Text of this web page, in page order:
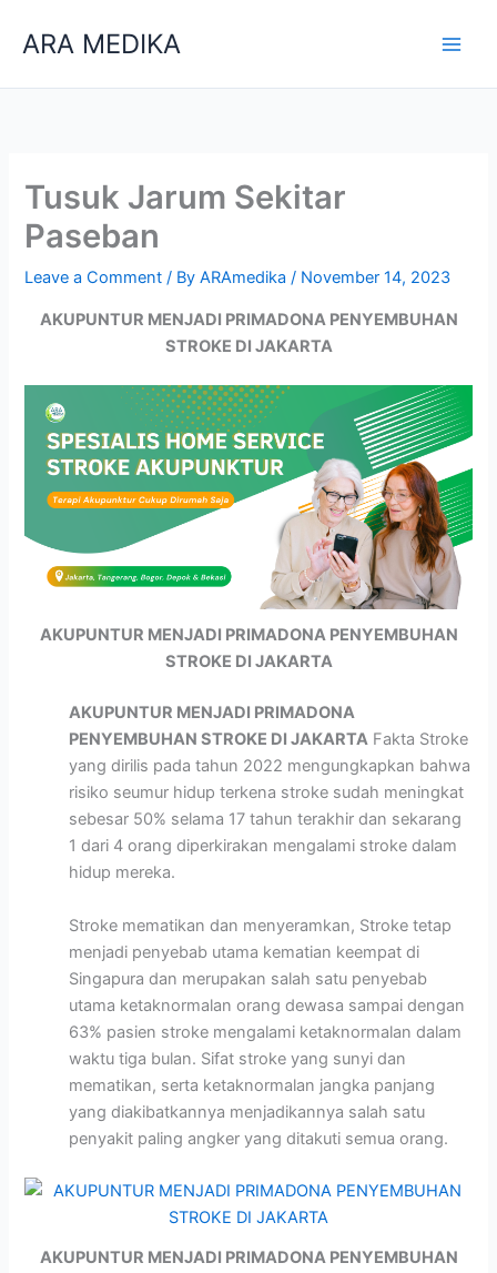
ARA MEDIKA
Tusuk Jarum Sekitar
Paseban
Leave a Comment / ByARAmedika/ November 14, 2023
AKUPUNTUR MENJADI PRIMADONA PENYEMBUHAN
STROKE DI JAKARTA
AKUPUNTUR MENJADI PRIMADONA PENYEMBUHAN
STROKE DI JAKARTA
AKUPUNTUR MENJADI PRIMADONA
PENYEMBUHAN STROKE DI JAKARTA Fakta Stroke
yang dirilis pada tahun 2022 mengungkapkan bahwa
risiko seumur hidup terkena stroke sudah meningkat
sebesar 50% selama 17 tahun terakhir dan sekarang
1 dari 4 orang diperkirakan mengalami stroke dalam
hidup mereka.
Stroke mematikan dan menyeramkan, Stroke tetap
menjadi penyebab utama kematian keempat di
Singapura dan merupakan salah satu penyebab
utama ketaknormalan orang dewasa sampai dengan
63% pasien stroke mengalami ketaknormalan dalam
waktu tiga bulan. Sifat stroke yang sunyi dan
mematikan, serta ketaknormalan jangka panjang
yang diakibatkannya menjadikannya salah satu
penyakit paling angker yang ditakuti semua orang.
AKUPUNTUR MENJADI PRIMADONA PENYEMBUHAN